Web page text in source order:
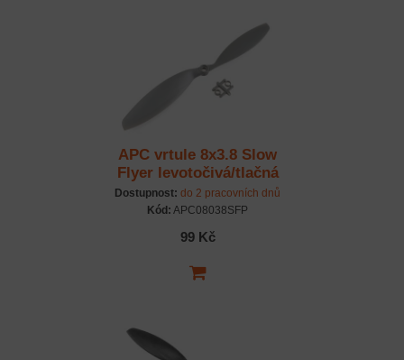
APC vrtule 8x3.8 Slow
Flyer levotočivá/tlačná
Dostupnost: do 2 pracovních dnů
Kód: APC08038SFP
99 Kč